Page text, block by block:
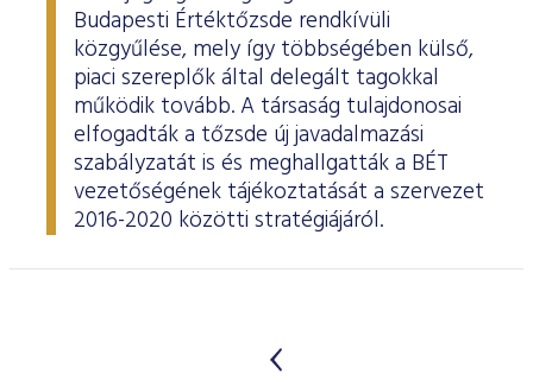
Budapesti Értéktőzsde rendkívüli
közgyűlése, mely így többségében külső,
piaci szereplők által delegált tagokkal
működik tovább. A társaság tulajdonosai
elfogadták a tőzsde új javadalmazási
szabályzatát is és meghallgatták a BÉT
vezetőségének tájékoztatását a szervezet
2016-2020 közötti stratégiájáról.